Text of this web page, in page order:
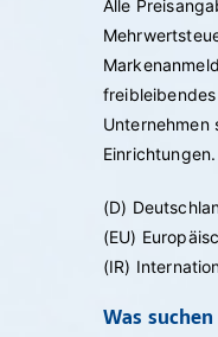
Alle
(D)
(EU)
(IR)
Was suchen